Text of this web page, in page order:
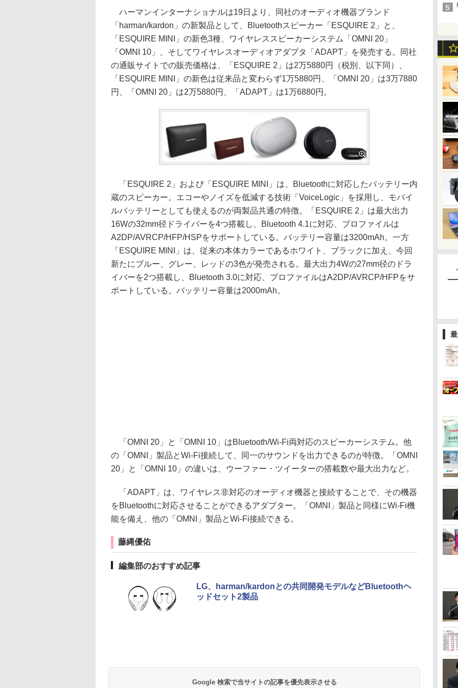
ハーマンインターナショナルは19日より、同社のオーディオ機器ブランド
「harman/kardon」の新製品として、Bluetoothスピーカー「ESQUIRE 2」と、
「ESQUIRE MINI」の新色3種、ワイヤレススピーカーシステム「OMNI 20」
「OMNI 10」、そしてワイヤレスオーディオアダプタ「ADAPT」を発売する。同社
の通販サイトでの販売価格は、「ESQUIRE 2」は2万5880円（税別、以下同）、
「ESQUIRE MINI」の新色は従来品と変わらず1万5880円、「OMNI 20」は3万7880
円、「OMNI 20」は2万5880円、「ADAPT」は1万6880円。
「ESQUIRE 2」および「ESQUIRE MINI」は、Bluetoothに対応したバッテリー内
蔵のスピーカー。エコーやノイズを低減する技術「VoiceLogic」を採用し、モバイ
ルバッテリーとしても使えるのが両製品共通の特徴。「ESQUIRE 2」は最大出力
16Wの32mm径ドライバーを4つ搭載し、Bluetooth 4.1に対応、プロファイルは
A2DP/AVRCP/HFP/HSPをサポートしている。バッテリー容量は3200mAh。一方
「ESQUIRE MINI」は、従来の本体カラーであるホワイト、ブラックに加え、今回
新たにブルー、グレー、レッドの3色が発売される。最大出力4Wの27mm径のドラ
イバーを2つ搭載し、Bluetooth 3.0に対応、プロファイルはA2DP/AVRCP/HFPをサ
ポートしている。バッテリー容量は2000mAh。
「OMNI 20」と「OMNI 10」はBluetooth/Wi-Fi両対応のスピーカーシステム。他
の「OMNI」製品とWi-Fi接続して、同一のサウンドを出力できるのが特徴。「OMNI
20」と「OMNI 10」の違いは、ウーファー・ツイーターの搭載数や最大出力など。
「ADAPT」は、ワイヤレス非対応のオーディオ機器と接続することで、その機器
をBluetoothに対応させることができるアダプター。「OMNI」製品と同様にWi-Fi機
能を備え、他の「OMNI」製品とWi-Fi接続できる。
藤縄優佑
編集部のおすすめ記事
LG、harman/kardonとの共同開発モデルなどBluetoothヘ
ッドセット2製品
Google 検索で当サイトの記事を優先表示させる